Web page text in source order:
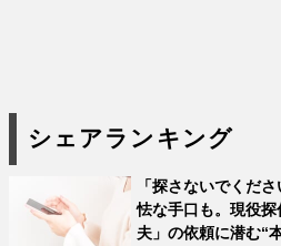
シェアランキング
「探さないでくだ
怯な手口も。現役
夫」の依頼に潜む“